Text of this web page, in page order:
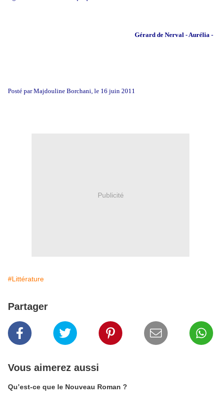
Gérard de Nerval - Aurélia -
Posté par Majdouline Borchani, le 16 juin 2011
Publicité
#Littérature
Partager
Vous aimerez aussi
Qu’est-ce que le Nouveau Roman ?